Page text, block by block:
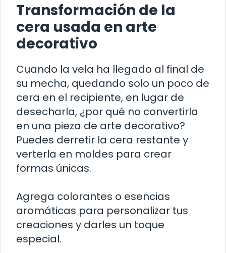
Transformación de la
cera usada en arte
decorativo
Cuando la vela ha llegado al final de
su mecha, quedando solo un poco de
cera en el recipiente, en lugar de
desecharla, ¿por qué no convertirla
en una pieza de arte decorativo?
Puedes derretir la cera restante y
verterla en moldes para crear
formas únicas.
Agrega colorantes o esencias
aromáticas para personalizar tus
creaciones y darles un toque
especial.